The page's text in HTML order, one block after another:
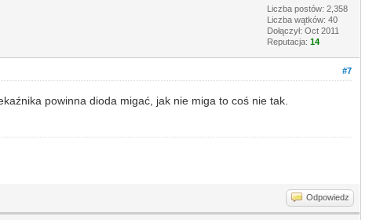
Liczba postów: 2,358
Liczba wątków: 40
Dołączył: Oct 2011
Reputacja: 14
#7
powinna dioda migać, jak nie miga to coś nie tak.
Odpowiedz